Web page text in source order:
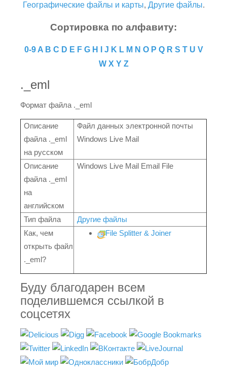
Географические файлы и карты, Другие файлы.
Сортировка по алфавиту:
0-9 A B C D E F G H J K L M N O P Q R S T U V
W X Y Z
._eml
Формат файла ._eml
Описание
файла ._eml
на русском
Файл данных электронной почты
Windows Live Mail
Описание
файла ._eml
на
английском
Windows Live Mail Email File
Тип файла
Другие файлы
Как, чем
открыть файл
._eml?
File Splitter & Joiner
Буду благодарен всем
поделившемся ссылкой в
соцсетях